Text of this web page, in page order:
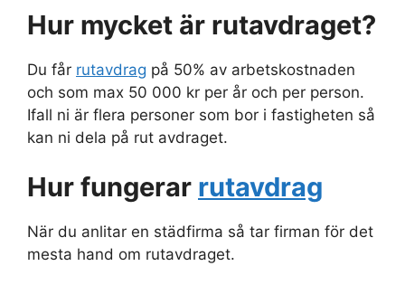
Hur mycket är rutavdraget?
Du får rutavdrag på 50% av arbetskostnaden
och som max 50 000 kr per år och per person.
Ifall ni är flera personer som bor i fastigheten så
kan ni dela på rut avdraget.
Hur fungerar rutavdrag
När du anlitar en städfirma så tar firman för det
mesta hand om rutavdraget.